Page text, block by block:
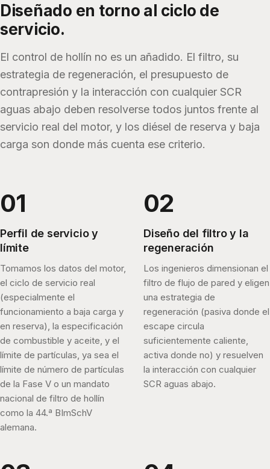
Diseñado en torno al ciclo de
servicio.
El control de hollín no es un añadido. El filtro, su
estrategia de regeneración, el presupuesto de
contrapresión y la interacción con cualquier SCR
aguas abajo deben resolverse todos juntos frente al
servicio real del motor, y los diésel de reserva y baja
carga son donde más cuenta ese criterio.
Perfil de servicio y
límite
Tomamos los datos del motor,
el ciclo de servicio real
(especialmente el
funcionamiento a baja carga y
en reserva), la especificación
de combustible y aceite, y el
límite de partículas, ya sea el
límite de número de partículas
de la Fase V o un mandato
nacional de filtro de hollín
como la 44.ª BImSchV
alemana.
Diseño del filtro y la
regeneración
Los ingenieros dimensionan el
filtro de flujo de pared y eligen
una estrategia de
regeneración (pasiva donde el
escape circula
suficientemente caliente,
activa donde no) y resuelven
la interacción con cualquier
SCR aguas abajo.